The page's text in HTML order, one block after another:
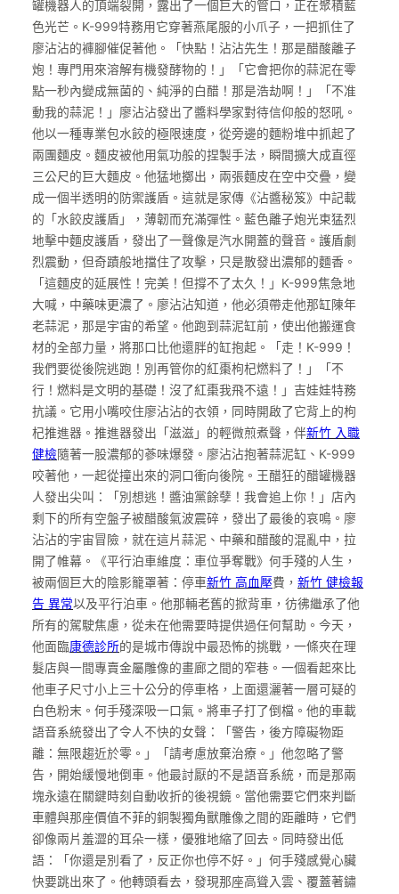
罐機器人的頂端裂開，露出了一個巨大的管口，正在聚積藍
色光芒。K-999特務用它穿著燕尾服的小爪子，一把抓住了
廖沾沾的褲腳催促著他。「快點！沾沾先生！那是醋酸離子
炮！專門用來溶解有機發酵物的！」「它會把你的蒜泥在零
點一秒內變成無菌的、純淨的白醋！那是浩劫啊！」「不准
動我的蒜泥！」廖沾沾發出了醬料學家對待信仰般的怒吼。
他以一種專業包水餃的極限速度，從旁邊的麵粉堆中抓起了
兩團麵皮。麵皮被他用氣功般的捏製手法，瞬間擴大成直徑
三公尺的巨大麵皮。他猛地擲出，兩張麵皮在空中交疊，變
成一個半透明的防禦護盾。這就是家傳《沾醬秘笈》中記載
的「水餃皮護盾」，薄韌而充滿彈性。藍色離子炮光束猛烈
地擊中麵皮護盾，發出了一聲像是汽水開蓋的聲音。護盾劇
烈震動，但奇蹟般地擋住了攻擊，只是散發出濃郁的麵香。
「這麵皮的延展性！完美！但撐不了太久！」K-999焦急地
大喊，中藥味更濃了。廖沾沾知道，他必須帶走他那缸陳年
老蒜泥，那是宇宙的希望。他跑到蒜泥缸前，使出他搬運食
材的全部力量，將那口比他還胖的缸抱起。「走！K-999！
我們要從後院逃跑！別再管你的紅棗枸杞燃料了！」「不
行！燃料是文明的基礎！沒了紅棗我飛不遠！」吉娃娃特務
抗議。它用小嘴咬住廖沾沾的衣領，同時開啟了它背上的枸
杞推進器。推進器發出「滋滋」的輕微煎煮聲，伴新竹 入職
健檢隨著一股濃郁的蔘味爆發。廖沾沾抱著蒜泥缸、K-999
咬著他，一起從撞出來的洞口衝向後院。王醋狂的醋罐機器
人發出尖叫：「別想逃！醬油黨餘孽！我會追上你！」店內
剩下的所有空盤子被醋酸氣波震碎，發出了最後的哀鳴。廖
沾沾的宇宙冒險，就在這片蒜泥、中藥和醋酸的混亂中，拉
開了帷幕。《平行泊車維度：車位爭奪戰》何手殘的人生，
被兩個巨大的陰影籠罩著：停車新竹 高血壓費， 新竹 健檢報
告 異常以及平行泊車。他那輛老舊的掀背車，彷彿繼承了他
所有的駕駛焦慮，從未在他需要時提供過任何幫助。今天，
他面臨康德診所的是城市傳說中最恐怖的挑戰，一條夾在理
髮店與一間專賣金屬雕像的畫廊之間的窄巷。一個看起來比
他車子尺寸小上三十公分的停車格，上面還灑著一層可疑的
白色粉末。何手殘深吸一口氣。將車子打了倒檔。他的車載
語音系統發出了令人不快的女聲：「警告，後方障礙物距
離：無限趨近於零。」「請考慮放棄治療。」他忽略了警
告，開始緩慢地倒車。他最討厭的不是語音系統，而是那兩
塊永遠在關鍵時刻自動收折的後視鏡。當他需要它們來判斷
車體與那座價值不菲的銅製獨角獸雕像之間的距離時，它們
卻像兩片羞澀的耳朵一樣，優雅地縮了回去。同時發出低
語：「你還是別看了，反正你也停不好。」何手殘感覺心臟
快要跳出來了。他轉頭看去，發現那座高聳入雲、覆蓋著鏽